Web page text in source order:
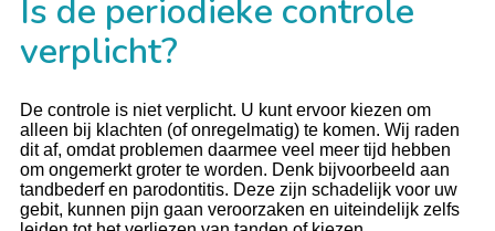
Is de periodieke controle
verplicht?
De controle is niet verplicht. U kunt ervoor kiezen om
alleen bij klachten (of onregelmatig) te komen. Wij raden
dit af, omdat problemen daarmee veel meer tijd hebben
om ongemerkt groter te worden. Denk bijvoorbeeld aan
tandbederf en parodontitis. Deze zijn schadelijk voor uw
gebit, kunnen pijn gaan veroorzaken en uiteindelijk zelfs